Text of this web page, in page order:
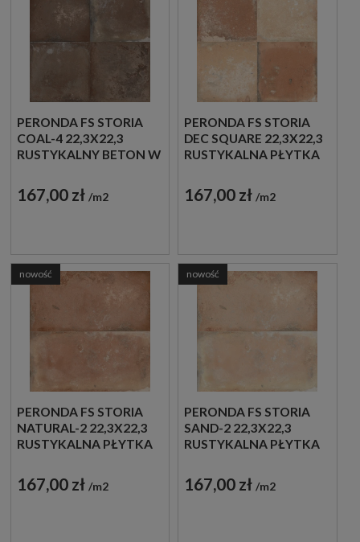
PERONDA FS STORIA
COAL-4 22,3X22,3
RUSTYKALNY BETON W
KOLORZE
167,00 zł m2
PERONDA FS STORIA
DEC SQUARE 22,3X22,3
RUSTYKALNA PŁYTKA
167,00 zł m2
PERONDA FS STORIA
NATURAL-2 22,3X22,3
RUSTYKALNA PŁYTKA
KOLORZE
167,00 zł m2
nowość
PERONDA FS STORIA
SAND-2 22,3X22,3
RUSTYKALNA PŁYTKA
167,00 zł m2
nowość